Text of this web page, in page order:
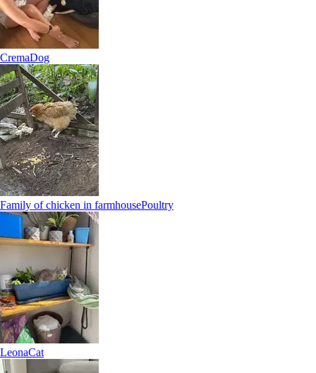
7.Arianna Piccinelli
5,0 7 recensioni
CremaDog
Family of chicken in farmhousePoultry
LeonaCat